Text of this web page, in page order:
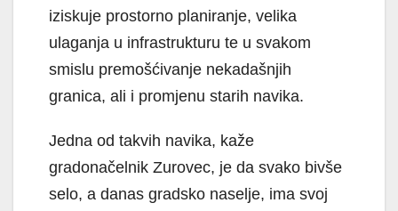
iziskuje prostorno planiranje, velika
ulaganja u infrastrukturu te u svakom
smislu premošćivanje nekadašnjih
granica, ali i promjenu starih navika.
Jedna od takvih navika, kaže
gradonačelnik Zurovec, je da svako bivše
selo, a danas gradsko naselje, ima svoj